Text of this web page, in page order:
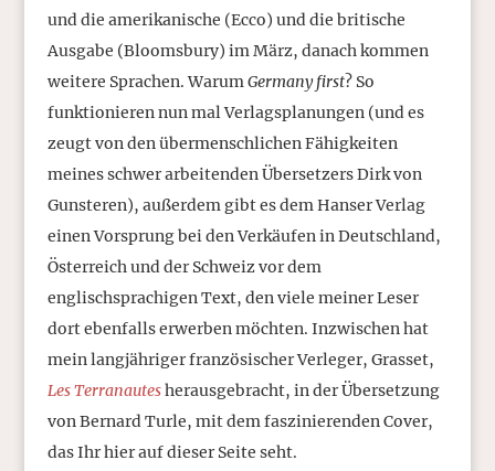
und die amerikanische (Ecco) und die britische
Ausgabe (Bloomsbury) im März, danach kommen
weitere Sprachen. Warum Germany first? So
funktionieren nun mal Verlagsplanungen (und es
zeugt von den übermenschlichen Fähigkeiten
meines schwer arbeitenden Übersetzers Dirk von
Gunsteren), außerdem gibt es dem Hanser Verlag
einen Vorsprung bei den Verkäufen in Deutschland,
Österreich und der Schweiz vor dem
englischsprachigen Text, den viele meiner Leser
dort ebenfalls erwerben möchten. Inzwischen hat
mein langjähriger französischer Verleger, Grasset,
Les Terranautesherausgebracht, in der Übersetzung
von Bernard Turle, mit dem faszinierenden Cover,
das Ihr hier auf dieser Seite seht.